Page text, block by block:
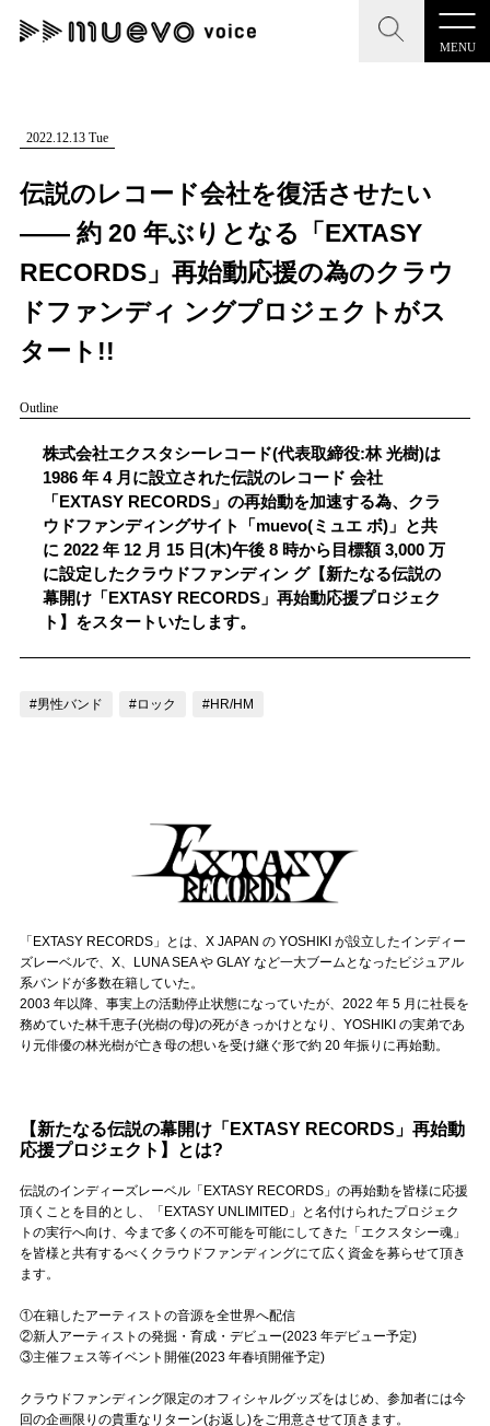
MENU
CLOSE
記事を検索する
人気ワード
#男性SSW
CLOSE
"読者の声を形にする”音楽特化メディア
お問い合わせ
記事リクエスト
ログイン
ぶいコミュ！by muevo
ぶいマガ！ by muevo
Follow us
Official SNS
2022.12.13 Tue
伝説のレコード会社を復活させたい
―― 約 20 年ぶりとなる「EXTASY
RECORDS」再始動応援の為のクラウ
ドファンディ ングプロジェクトがス
タート!!
Outline
株式会社エクスタシーレコード(代表取締役:林 光樹)は
1986 年 4 月に設立された伝説のレコード 会社
「EXTASY RECORDS」の再始動を加速する為、クラ
ウドファンディングサイト「muevo(ミュエ ボ)」と共
に 2022 年 12 月 15 日(木)午後 8 時から目標額 3,000 万
に設定したクラウドファンディン グ【新たなる伝説の
幕開け「EXTASY RECORDS」再始動応援プロジェク
ト】をスタートいたします。
#男性バンド #ロック #HR/HM
「EXTASY RECORDS」とは、X JAPAN の YOSHIKI が設立したインディー
ズレーベルで、X、LUNA SEA や GLAY など一大ブームとなったビジュアル
系バンドが多数在籍していた。
2003 年以降、事実上の活動停止状態になっていたが、2022 年 5 月に社長を
務めていた林千恵子(光樹の母)の死がきっかけとなり、YOSHIKI の実弟であ
り元俳優の林光樹が亡き母の想いを受け継ぐ形で約 20 年振りに再始動。
【新たなる伝説の幕開け「EXTASY RECORDS」再始動
応援プロジェクト】とは?
伝説のインディーズレーベル「EXTASY RECORDS」の再始動を皆様に応援
頂くことを目的とし、「EXTASY UNLIMITED」と名付けられたプロジェク
トの実行へ向け、今まで多くの不可能を可能にしてきた「エクスタシー魂」
を皆様と共有するべくクラウドファンディングにて広く資金を募らせて頂き
ます。
①在籍したアーティストの音源を全世界へ配信
②新人アーティストの発掘・育成・デビュー(2023 年デビュー予定)
③主催フェス等イベント開催(2023 年春頃開催予定)
クラウドファンディング限定のオフィシャルグッズをはじめ、参加者には今
回の企画限りの貴重なリターン(お返し)をご用意させて頂きます。